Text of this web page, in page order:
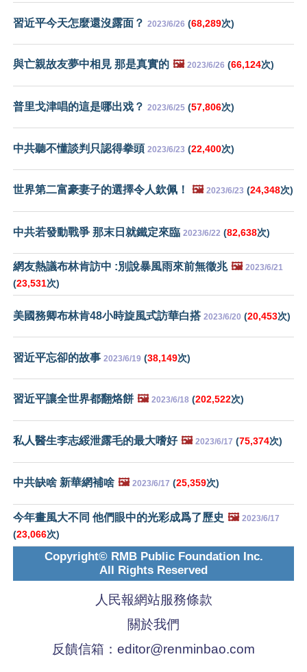
習近平今天怎麼還沒露面？ 2023/6/26 (68,289次)
與亡親故友夢中相見 那是真實的 🖼️ 2023/6/26 (66,124次)
普里戈津唱的這是哪出戏？ 2023/6/25 (57,806次)
中共聽不懂談判只認得拳頭 2023/6/23 (22,400次)
世界第二富豪妻子的選擇令人欽佩！ 🖼️ 2023/6/23 (24,348次)
中共若發動戰爭 那末日就鐵定來臨 2023/6/22 (82,638次)
網友熱議布林肯訪中 :別說暴風雨來前無徵兆 🖼️ 2023/6/21
(23,531次)
美國務卿布林肯48小時旋風式訪華白搭 2023/6/20 (20,453次)
習近平忘卻的故事 2023/6/19 (38,149次)
習近平讓全世界都翻烙餅 🖼️ 2023/6/18 (202,522次)
私人醫生李志綏泄露毛的最大嗜好 🖼️ 2023/6/17 (75,374次)
中共缺啥 新華網補啥 🖼️ 2023/6/17 (25,359次)
今年畫風大不同 他們眼中的光彩成爲了歷史 🖼️ 2023/6/17
(23,066次)
Copyright© RMB Public Foundation Inc.
All Rights Reserved
人民報網站服務條款
關於我們
反饋信箱： editor@renminbao.com